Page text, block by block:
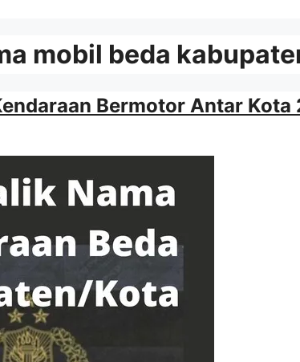
mobil beda
Bermotor Antar Kota